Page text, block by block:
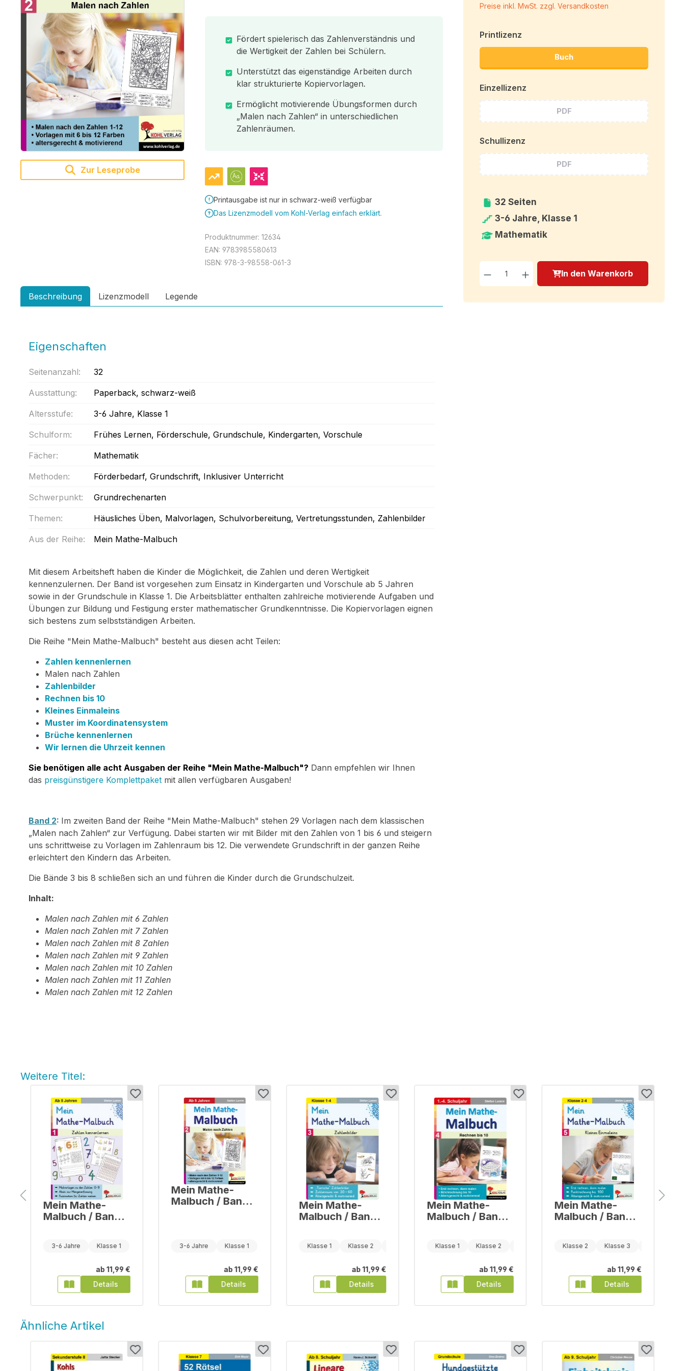
Zur Leseprobe
Fördert spielerisch das Zahlenverständnis und
die Wertigkeit der Zahlen bei Schülern.
Unterstützt das eigenständige Arbeiten durch
klar strukturierte Kopiervorlagen.
Ermöglicht motivierende Übungsformen durch
„Malen nach Zahlen“ in unterschiedlichen
Zahlenräumen.
Printausgabe ist nur in schwarz-weiß verfügbar
Das Lizenzmodell vom Kohl-Verlag einfach erklärt.
Produktnummer:12634
EAN: 9783985580613
ISBN: 978-3-98558-061-3
Beschreibung Lizenzmodell Legende
Eigenschaften
Seitenanzahl: 32
Ausstattung: Paperback, schwarz-weiß
Altersstufe: 3-6 Jahre, Klasse 1
Schulform: Frühes Lernen, Förderschule, Grundschule, Kindergarten, Vorschule
Fächer: Mathematik
Methoden: Förderbedarf, Grundschrift, Inklusiver Unterricht
Schwerpunkt: Grundrechenarten
Themen: Häusliches Üben, Malvorlagen, Schulvorbereitung, Vertretungsstunden, Zahlenbilder
Aus der Reihe: Mein Mathe-Malbuch
Mit diesem Arbeitsheft haben die Kinder die Möglichkeit, die Zahlen und deren Wertigkeit
kennenzulernen. Der Band ist vorgesehen zum Einsatz in Kindergarten und Vorschule ab 5 Jahren
sowie in der Grundschule in Klasse 1. Die Arbeitsblätter enthalten zahlreiche motivierende Aufgaben und
Übungen zur Bildung und Festigung erster mathematischer Grundkenntnisse. Die Kopiervorlagen eignen
sich bestens zum selbstständigen Arbeiten.
Die Reihe "Mein Mathe-Malbuch" besteht aus diesen acht Teilen:
Zahlen kennenlernen
Malen nach Zahlen
Zahlenbilder
Rechnen bis 10
Kleines Einmaleins
Muster im Koordinatensystem
Brüche kennenlernen
Wir lernen die Uhrzeit kennen
Sie benötigen alle acht Ausgaben der Reihe "Mein Mathe-Malbuch"? Dann empfehlen wir Ihnen
das preisgünstigere Komplettpaket mit allen verfügbaren Ausgaben!
Band 2: Im zweiten Band der Reihe "Mein Mathe-Malbuch" stehen 29 Vorlagen nach dem klassischen
„Malen nach Zahlen“ zur Verfügung. Dabei starten wir mit Bilder mit den Zahlen von 1 bis 6 und steigern
uns schrittweise zu Vorlagen im Zahlenraum bis 12. Die verwendete Grundschrift in der ganzen Reihe
erleichtert den Kindern das Arbeiten.
Die Bände 3 bis 8 schließen sich an und führen die Kinder durch die Grundschulzeit.
Inhalt:
Malen nach Zahlen mit 6 Zahlen
Malen nach Zahlen mit 7 Zahlen
Malen nach Zahlen mit 8 Zahlen
Malen nach Zahlen mit 9 Zahlen
Malen nach Zahlen mit 10 Zahlen
Malen nach Zahlen mit 11 Zahlen
Malen nach Zahlen mit 12 Zahlen
Preise inkl. MwSt. zzgl. Versandkosten
Printlizenz
Buch
Einzellizenz
PDF
Schullizenz
PDF
32 Seiten
3-6 Jahre, Klasse 1
Mathematik
Produkt Anzahl: Gib
In den Warenkorb
Weitere Titel:
Mein Mathe-
Malbuch / Band
3-6 Jahre Klasse 1
ab 11,99 €
Details
Mein Mathe-
Malbuch / Band
3-6 Jahre Klasse 1
ab 11,99 €
Details
Mein Mathe-
Malbuch / Band
Klasse 1 Klasse 2
ab 11,99 €
Details
Mein Mathe-
Malbuch / Band
Klasse 1 Klasse 2
ab 11,99 €
Details
Mein Mathe-
Malbuch / Band
Klasse 2 Klasse 3
ab 11,99 €
Details
Ähnliche Artikel